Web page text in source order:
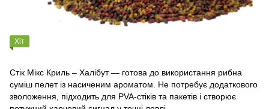
Хіт
Стік Мікс Криль – Халібут — готова до використання рибна
суміш пелет із насиченим ароматом. Не потребує додаткового
зволоження, підходить для PVA-стіків та пакетів і створює